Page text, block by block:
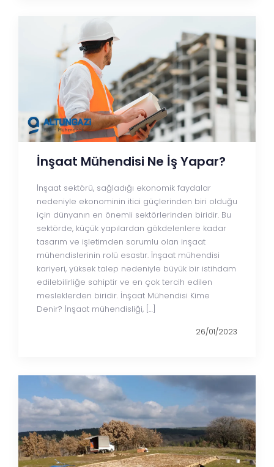
İnşaat Mühendisi Ne İş Yapar?
İnşaat sektörü, sağladığı ekonomik faydalar
nedeniyle ekonominin itici güçlerinden biri olduğu
için dünyanın en önemli sektörlerinden biridir. Bu
sektörde, küçük yapılardan gökdelenlere kadar
tasarım ve işletimden sorumlu olan inşaat
mühendislerinin rolü esastır. İnşaat mühendisi
kariyeri, yüksek talep nedeniyle büyük bir istihdam
edilebilirliğe sahiptir ve en çok tercih edilen
mesleklerden biridir. İnşaat Mühendisi Kime
Denir? İnşaat mühendisliği, […]
26/01/2023